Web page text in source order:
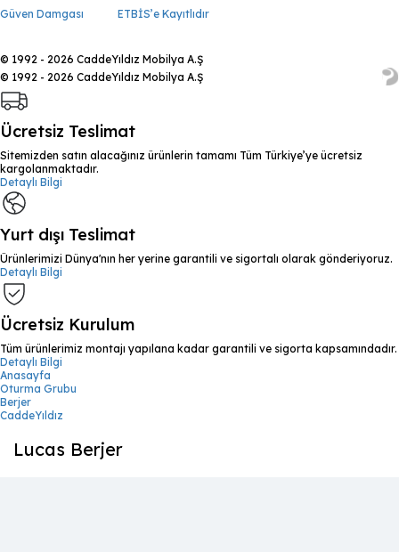
Güven Damgası ETBİS’e Kayıtlıdır
© 1992 - 2026 CaddeYıldız Mobilya A.Ş
© 1992 - 2026 CaddeYıldız Mobilya A.Ş
Ücretsiz Teslimat
Sitemizden satın alacağınız ürünlerin tamamı Tüm Türkiye’ye ücretsiz
kargolanmaktadır.
Detaylı Bilgi
Yurt dışı Teslimat
Ürünlerimizi Dünya'nın her yerine garantili ve sigortalı olarak gönderiyoruz.
Detaylı Bilgi
Ücretsiz Kurulum
Tüm ürünlerimiz montajı yapılana kadar garantili ve sigorta kapsamındadır.
Detaylı Bilgi
Anasayfa
Oturma Grubu
Berjer
CaddeYıldız
Lucas Berjer